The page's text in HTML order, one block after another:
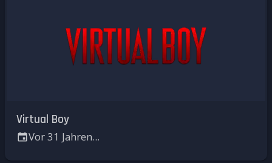
Virtual Boy
Vor 31 Jahren...